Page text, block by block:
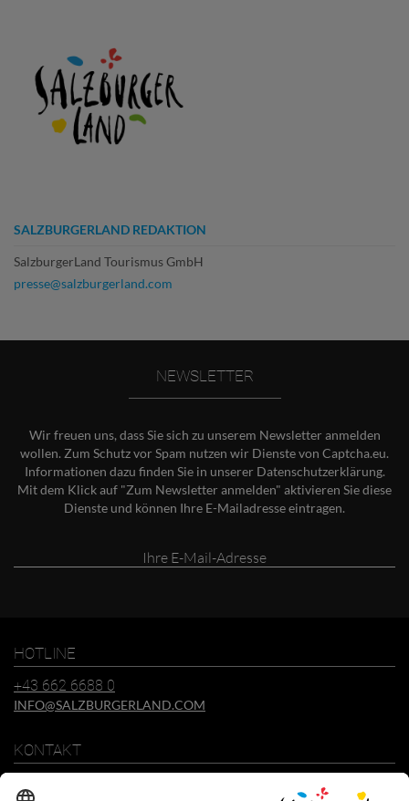
SALZBURGERLAND REDAKTION
SalzburgerLand Tourismus GmbH
presse@salzburgerland.com
NEWSLETTER
Wir freuen uns, dass Sie sich zu unserem Newsletter anmelden
wollen. Zum Schutz vor Spam nutzen wir Dienste von Captcha.eu.
Informationen dazu finden Sie in unserer Datenschutzerklärung.
Mit dem Klick auf "Zum Newsletter anmelden" aktivieren Sie diese
Dienste und können Ihre E-Mailadresse eintragen.
HOTLINE
+43 662 6688 0
INFO@SALZBURGERLAND.COM
KONTAKT